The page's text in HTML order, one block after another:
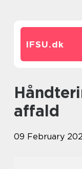
IFSU.dk
håndtering af farligt
affald
09 February